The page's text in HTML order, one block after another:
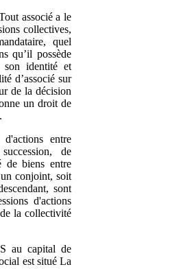
associé a le
collectives,
quel
qu’il possède
son identité et
d’associé sur
de la décision
un droit de
entre
de
de biens entre
conjoint, soit
sont
d'actions
la collectivité
au capital de
est situé La